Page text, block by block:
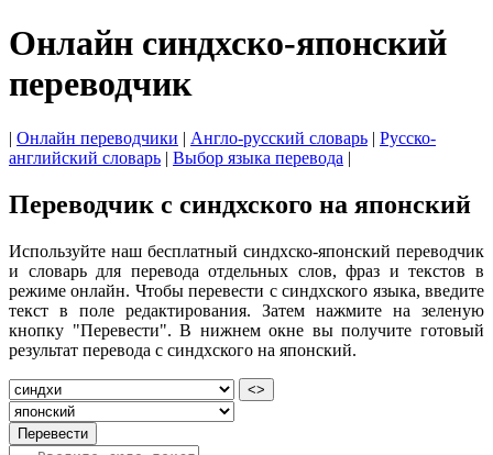
Онлайн синдхско-японский
переводчик
| Онлайн переводчики | Англо-русский словарь | Русско-
английский словарь | Выбор языка перевода |
Переводчик с синдхского на японский
Используйте наш бесплатный синдхско-японский переводчик
и словарь для перевода отдельных слов, фраз и текстов в
режиме онлайн. Чтобы перевести с синдхского языка, введите
текст в поле редактирования. Затем нажмите на зеленую
кнопку "Перевести". В нижнем окне вы получите готовый
результат перевода с синдхского на японский.
<>
Перевести